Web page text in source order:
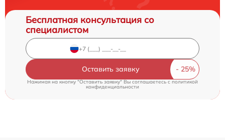
Бесплатная консультация со
специалистом
Оставить заявку
Нажимая на кнопку "Оставить заявку" Вы соглашаетесь c политикой
конфиденциальности